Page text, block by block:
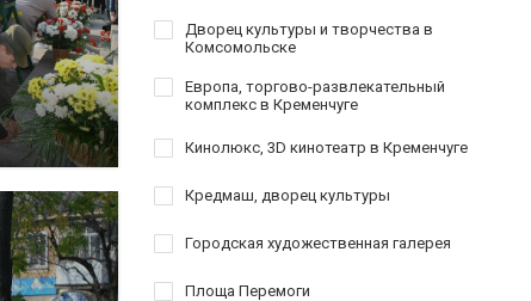
Дворец культуры и творчества в
Комсомольске
Европа, торгово-развлекательный
комплекс в Кременчуге
Кинолюкс, 3D кинотеатр в Кременчуге
Кредмаш, дворец культуры
Городская художественная галерея
Площа Перемоги